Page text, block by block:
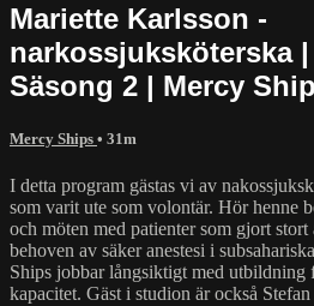
Mariette Karlsson -
narkossjuksköterska
Säsong 2 | Mercy
Mercy Ships • 31m
I detta program gästas vi av
som varit ute som volontär. Hör henne
och möten med patienter som gjort
behoven av säker anestesi i
Ships jobbar långsiktigt med utbildning
kapacitet. Gäst i studion är också